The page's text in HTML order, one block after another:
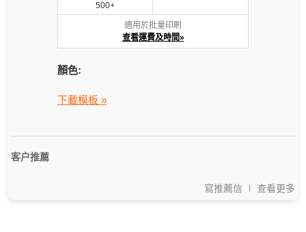
500+
適用於批量印刷
查看運費及時間»
顏色:
下載模板 »
客户推薦
寫推薦信 查看更多